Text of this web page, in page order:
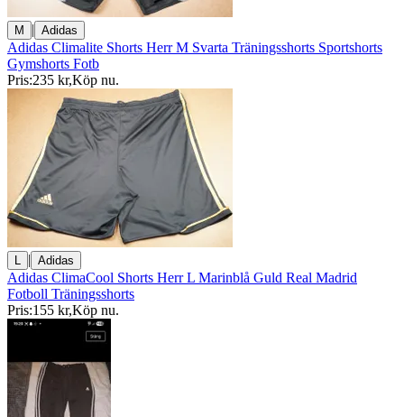
M | Adidas
Adidas Climalite Shorts Herr M Svarta Träningsshorts Sportshorts
Gymshorts Fotb
Pris:235 kr,Köp nu.
L | Adidas
Adidas ClimaCool Shorts Herr L Marinblå Guld Real Madrid
Fotboll Träningsshorts
Pris:155 kr,Köp nu.